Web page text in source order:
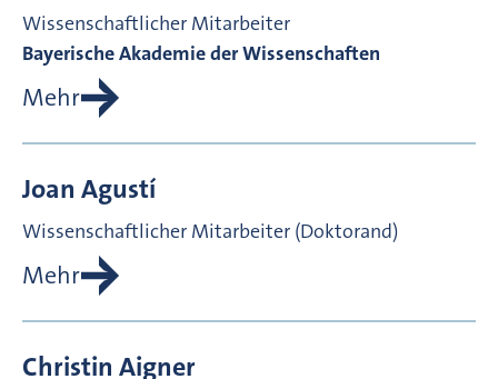
Wissenschaftlicher Mitarbeiter
Bayerische Akademie der Wissenschaften
Mehr
Joan Agustí
Wissenschaftlicher Mitarbeiter (Doktorand)
Mehr
Christin Aigner